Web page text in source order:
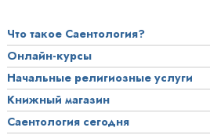
Что такое Саентология?
Онлайн-курсы
Начальные религиозные услуги
Книжный магазин
Саентология сегодня